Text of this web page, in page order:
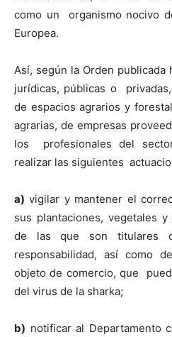
como un organismo nocivo
Europea.
Así, según la Orden publicada
jurídicas, públicas o
de espacios agrarios y
agrarias, de empresas
los profesionales del
realizar las siguientes
a) vigilar y mantener el
sus plantaciones, vegetales
de las que son
responsabilidad, así como
objeto de comercio, que
del virus de la sharka;
b) notificar al Departamento